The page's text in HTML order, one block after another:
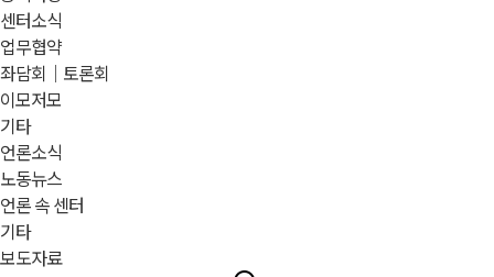
센터소식
업무협약
좌담회｜토론회
이모저모
기타
언론소식
노동뉴스
언론 속 센터
기타
보도자료